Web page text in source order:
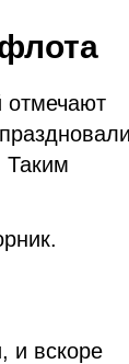
отмечают
Таким
и вскоре